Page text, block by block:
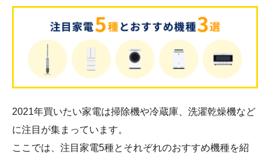
2021年買いたい家電は掃除機や冷蔵庫、洗濯乾燥機など
に注目が集まっています。
ここでは、注目家電5種とそれぞれのおすすめ機種を紹